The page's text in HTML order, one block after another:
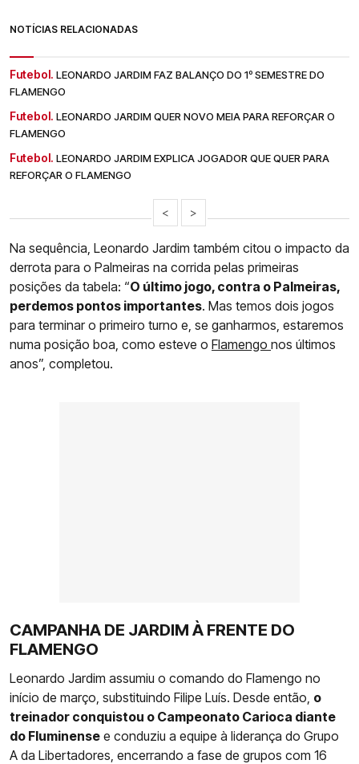
NOTÍCIAS RELACIONADAS
Futebol. LEONARDO JARDIM FAZ BALANÇO DO 1º SEMESTRE DO
FLAMENGO
Futebol. LEONARDO JARDIM QUER NOVO MEIA PARA REFORÇAR O
FLAMENGO
Futebol. LEONARDO JARDIM EXPLICA JOGADOR QUE QUER PARA
REFORÇAR O FLAMENGO
< >
Na sequência, Leonardo Jardim também citou o impacto da
derrota para o Palmeiras na corrida pelas primeiras
posições da tabela: “O último jogo, contra o Palmeiras,
perdemos pontos importantes. Mas temos dois jogos
para terminar o primeiro turno e, se ganharmos, estaremos
numa posição boa, como esteve o Flamengo nos últimos
anos”, completou.
CAMPANHA DE JARDIM À FRENTE DO
FLAMENGO
Leonardo Jardim assumiu o comando do Flamengo no
início de março, substituindo Filipe Luís. Desde então, o
treinador conquistou o Campeonato Carioca diante
do Fluminense e conduziu a equipe à liderança do Grupo
A da Libertadores, encerrando a fase de grupos com 16